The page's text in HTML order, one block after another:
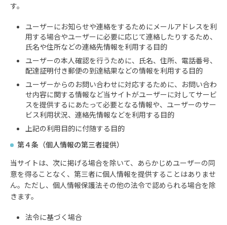
す。
ユーザーにお知らせや連絡をするためにメールアドレスを利
用する場合やユーザーに必要に応じて連絡したりするため、
氏名や住所などの連絡先情報を利用する目的
ユーザーの本人確認を行うために、氏名、住所、電話番号、
配達証明付き郵便の到達結果などの情報を利用する目的
ユーザーからのお問い合わせに対応するために、お問い合わ
せ内容に関する情報など当サイトがユーザーに対してサービ
スを提供するにあたって必要となる情報や、ユーザーのサー
ビス利用状況、連絡先情報などを利用する目的
上記の利用目的に付随する目的
第４条（個人情報の第三者提供）
当サイトは、次に掲げる場合を除いて、あらかじめユーザーの同
意を得ることなく、第三者に個人情報を提供することはありませ
ん。ただし、個人情報保護法その他の法令で認められる場合を除
きます。
法令に基づく場合